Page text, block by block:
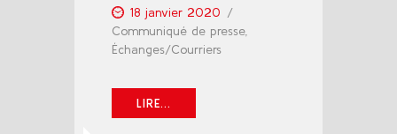
18 janvier 2020
Communiqué de presse,
Échanges/Courriers
LIRE...